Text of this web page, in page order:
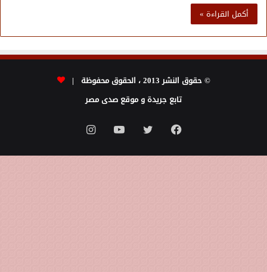
أكمل القراءة »
© حقوق النشر 2013 ، الحقوق محفوظة |
تابع جريدة و موقع صدى مصر
فيسبوك تويتر يوتيوبانستقرام